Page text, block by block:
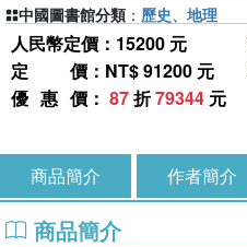
人民幣定價：15200 元
定價 ：NT$ 91200 元
優惠價 ： 87折79344 元
中國圖書館分類 ： 歷史、地理
商品簡介 作者簡介
商品簡介